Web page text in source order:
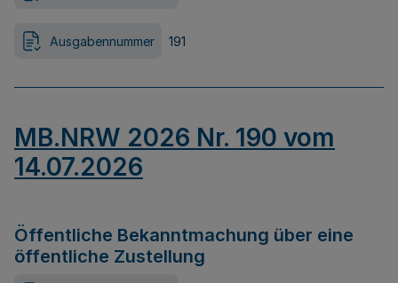
Ausgabennummer 191
MB.NRW 2026 Nr. 190 vom
14.07.2026
Öffentliche Bekanntmachung über eine
öffentliche Zustellung